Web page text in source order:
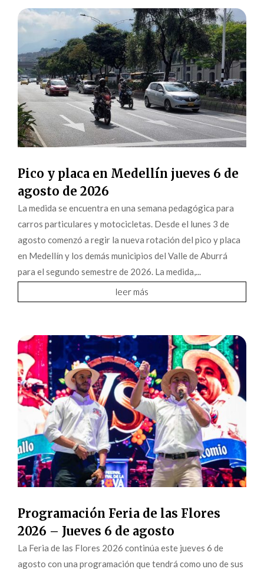
Pico y placa en Medellín jueves 6 de
agosto de 2026
La medida se encuentra en una semana pedagógica para
carros particulares y motocicletas. Desde el lunes 3 de
agosto comenzó a regir la nueva rotación del pico y placa
en Medellín y los demás municipios del Valle de Aburrá
para el segundo semestre de 2026. La medida,...
leer más
Programación Feria de las Flores
2026 – Jueves 6 de agosto
La Feria de las Flores 2026 continúa este jueves 6 de
agosto con una programación que tendrá como uno de sus